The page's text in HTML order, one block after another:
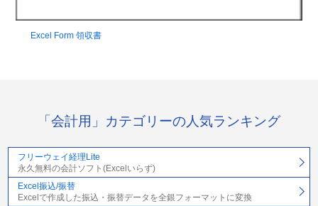
Excel Form 領収書
「会計用」カテゴリーの人気ランキング
フリーウェイ経理Lite
永久無料の会計ソフト(Excelいらず)
Excel振込/振替
Excelで作成した振込・振替データを全銀フォーマットに変換